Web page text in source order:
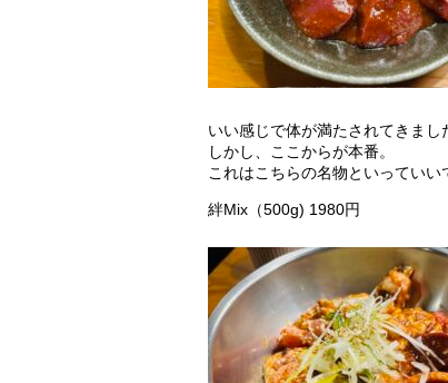
いい感じで体が満たされてきまし
しかし、ここからが本番。
これはこちらの名物といっていい
絆Mix（500g) 1980円